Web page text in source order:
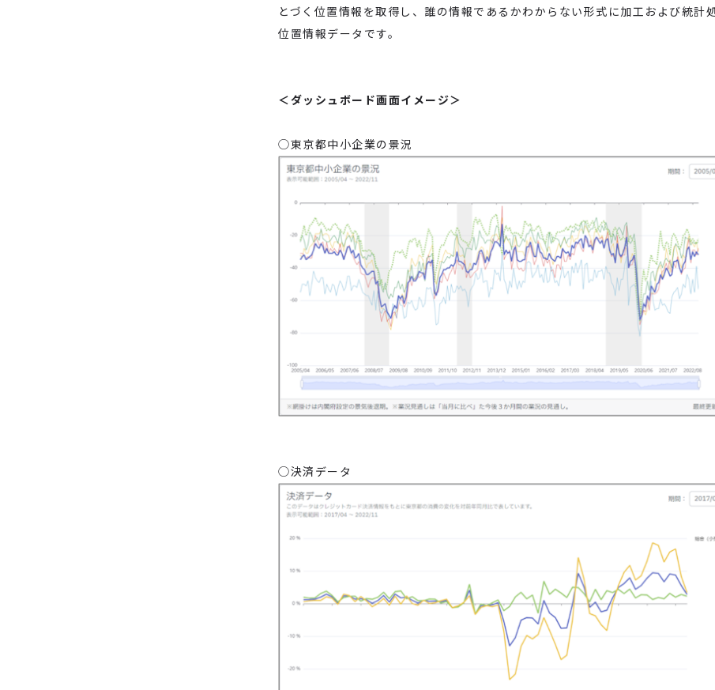
とづく位置情報を取得し、誰の情報であるかわからない形式に加工および統計
位置情報データです。
＜ダッシュボード画面イメージ＞
◯東京都中小企業の景況
◯決済データ